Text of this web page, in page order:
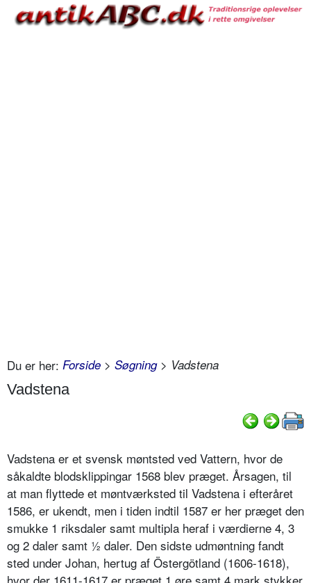
Du er her: Forside > Søgning> Vadstena
Vadstena
Vadstena er et svensk møntsted ved Vattern, hvor de
såkaldte blodsklippingar 1568 blev præget. Årsagen, til
at man flyttede et møntværksted til Vadstena i efteråret
1586, er ukendt, men i tiden indtil 1587 er her præget den
smukke 1 riksdaler samt multipla heraf i værdierne 4, 3
og 2 daler samt ½ daler. Den sidste udmøntning fandt
sted under Johan, hertug af Östergötland (1606-1618),